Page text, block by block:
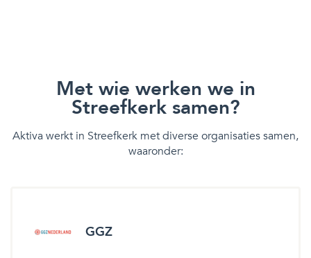
Met wie werken we in
Streefkerk samen?
Aktiva werkt in Streefkerk met diverse organisaties samen,
waaronder:
GGZ